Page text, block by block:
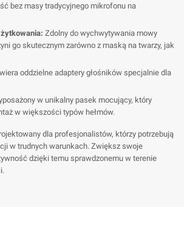
bez masy tradycyjnego mikrofonu na
Zdolny do wychwytywania mowy
go skutecznym zarówno z maską na twarzy, jak
oddzielne adaptery głośników specjalnie dla
w unikalny pasek mocujący, który
w większości typów hełmów.
dla profesjonalistów, którzy potrzebują
w trudnych warunkach. Zwiększ swoje
dzięki temu sprawdzonemu w terenie